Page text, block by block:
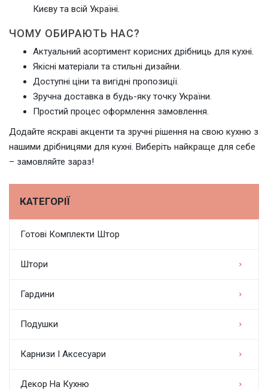
КАТЕГОРІЇ
Готові Комплекти Штор
Штори
Гардини
Подушки
Карнизи І Аксесуари
Декор На Кухню
Києву та всій Україні.
ЧОМУ ОБИРАЮТЬ НАС?
Актуальний асортимент корисних дрібниць для кухні.
Якісні матеріали та стильні дизайни.
Доступні ціни та вигідні пропозиції.
Зручна доставка в будь-яку точку України.
Простий процес оформлення замовлення.
Додайте яскраві акценти та зручні рішення на свою кухню з
нашими дрібницями для кухні. Виберіть найкраще для себе
– замовляйте зараз!